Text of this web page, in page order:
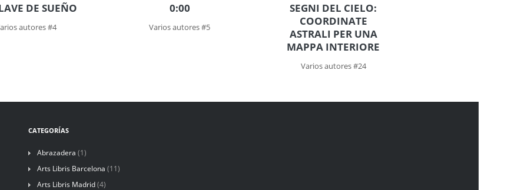
DE SUEÑO
autores #4
0:00
Varios autores #5
SEGNI DEL CIELO:
COORDINATE
ASTRALI PER UNA
MAPPA INTERIORE
Varios autores #24
CATEGORÍAS
Abrazadera (1)
Arts Libris Barcelona (11)
Arts Libris Madrid(4)